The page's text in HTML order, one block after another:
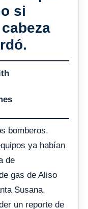
si
bomberos.
ya habían
de
gas de Aliso
Susana,
un reporte de